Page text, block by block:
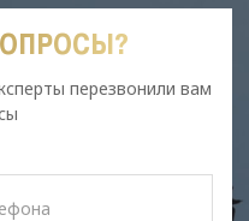
перезвонили вам